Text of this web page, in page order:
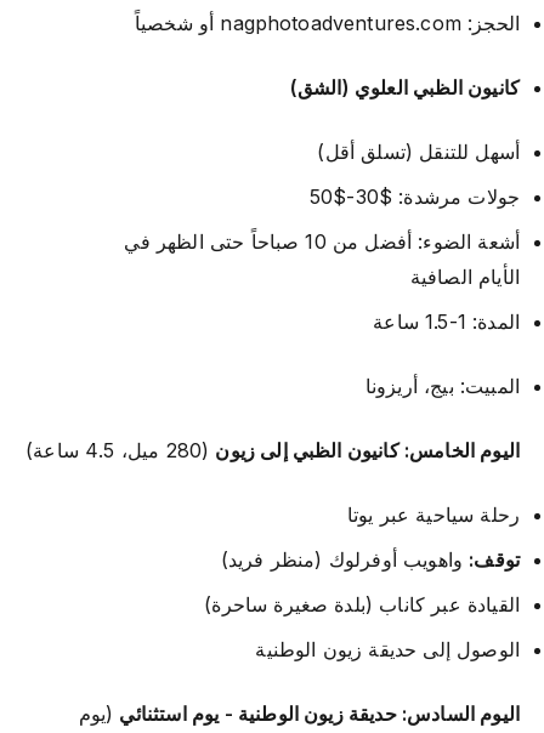
الحجز: nagphotoadventures.com أو شخصياً
كانيون الظبي العلوي (الشق)
أسهل للتنقل (تسلق أقل)
جولات مرشدة: $30-$50
أشعة الضوء: أفضل من 10 صباحاً حتى الظهر في
الأيام الصافية
المدة: 1-1.5 ساعة
المبيت: بيج، أريزونا
اليوم الخامس: كانيون الظبي إلى زيون (280 ميل، 4.5 ساعة)
رحلة سياحية عبر يوتا
توقف: واهويب أوفرلوك (منظر فريد)
القيادة عبر كاناب (بلدة صغيرة ساحرة)
الوصول إلى حديقة زيون الوطنية
اليوم السادس: حديقة زيون الوطنية - يوم استثنائي (يوم